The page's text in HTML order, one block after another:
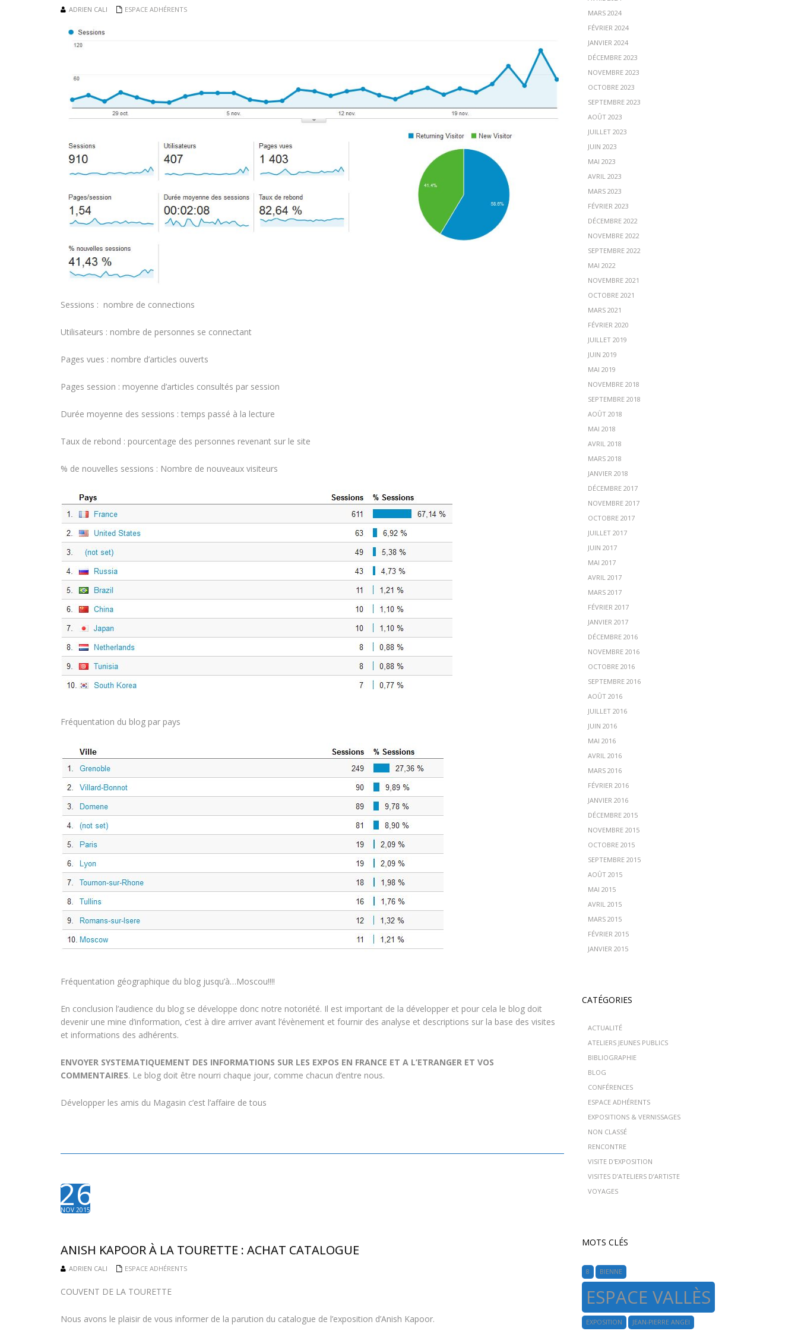
ADRIEN CALI ESPACE ADHÉRENTS
Sessions : nombre de connections
Utilisateurs : nombre de personnes se connectant
Pages vues : nombre d’articles ouverts
Pages session : moyenne d’articles consultés par session
Durée moyenne des sessions : temps passé à la lecture
Taux de rebond : pourcentage des personnes revenant sur le site
% de nouvelles sessions : Nombre de nouveaux visiteurs
Fréquentation du blog par pays
Fréquentation géographique du blog jusqu’à…Moscou!!!!
En conclusion l’audience du blog se développe donc notre notoriété. Il est important de la développer et pour cela le blog doit
devenir une mine d’information, c’est à dire arriver avant l’évènement et fournir des analyse et descriptions sur la base des visites
et informations des adhérents.
ENVOYER SYSTEMATIQUEMENT DES INFORMATIONS SUR LES EXPOS EN FRANCE ET A L’ETRANGER ET VOS
COMMENTAIRES. Le blog doit être nourri chaque jour, comme chacun d’entre nous.
Développer les amis du Magasin c’est l’affaire de tous
26
NOV 2015
ANISH KAPOOR À LA TOURETTE : ACHAT CATALOGUE
ADRIEN CALI ESPACE ADHÉRENTS
COUVENT DE LA TOURETTE
Nous avons le plaisir de vous informer de la parution du catalogue de l’exposition d’Anish Kapoor.
MARS 2024
FÉVRIER 2024
JANVIER 2024
DÉCEMBRE 2023
NOVEMBRE 2023
OCTOBRE 2023
SEPTEMBRE 2023
AOÛT 2023
JUILLET 2023
JUIN 2023
MAI 2023
AVRIL 2023
MARS 2023
FÉVRIER 2023
DÉCEMBRE 2022
NOVEMBRE 2022
SEPTEMBRE 2022
MAI 2022
NOVEMBRE 2021
OCTOBRE 2021
MARS 2021
FÉVRIER 2020
JUILLET 2019
JUIN 2019
MAI 2019
NOVEMBRE 2018
SEPTEMBRE 2018
AOÛT 2018
MAI 2018
AVRIL 2018
MARS 2018
JANVIER 2018
DÉCEMBRE 2017
NOVEMBRE 2017
OCTOBRE 2017
JUILLET 2017
JUIN 2017
MAI 2017
AVRIL 2017
MARS 2017
FÉVRIER 2017
JANVIER 2017
DÉCEMBRE 2016
NOVEMBRE 2016
OCTOBRE 2016
SEPTEMBRE 2016
AOÛT 2016
JUILLET 2016
JUIN 2016
MAI 2016
AVRIL 2016
MARS 2016
FÉVRIER 2016
JANVIER 2016
DÉCEMBRE 2015
NOVEMBRE 2015
OCTOBRE 2015
SEPTEMBRE 2015
AOÛT 2015
MAI 2015
AVRIL 2015
MARS 2015
FÉVRIER 2015
JANVIER 2015
CATÉGORIES
ACTUALITÉ
ATELIERS JEUNES PUBLICS
BIBLIOGRAPHIE
BLOG
CONFÉRENCES
ESPACE ADHÉRENTS
EXPOSITIONS & VERNISSAGES
NON CLASSÉ
RENCONTRE
VISITE D'EXPOSITION
VISITES D’ATELIERS D’ARTISTE
VOYAGES
MOTS CLÉS
8 BIENNE
ESPACE VALLÈS
EXPOSITION JEAN-PIERRE ANGEI